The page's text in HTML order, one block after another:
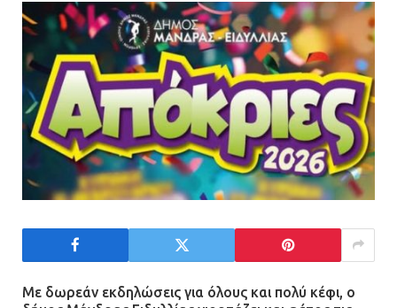
Πώς έγινε η επίθεση στους δύο
ελληνοαμερικανούς στην Ακρόπολη
21.07.2026 | 13:44
«Φρένο» στα ηλεκτρικά πατίνια:
Τέλος η οδήγησή τους από
ανήλικους
21.07.2026 | 13:35
Τροχαίο στην Πειραιώς: ΙΧ
συγκρούστηκε με φορτηγό – Ένας
τραυματίας και κυκλοφοριακό χάος
Με δωρεάν εκδηλώσεις για όλους και πολύ κέφι, ο